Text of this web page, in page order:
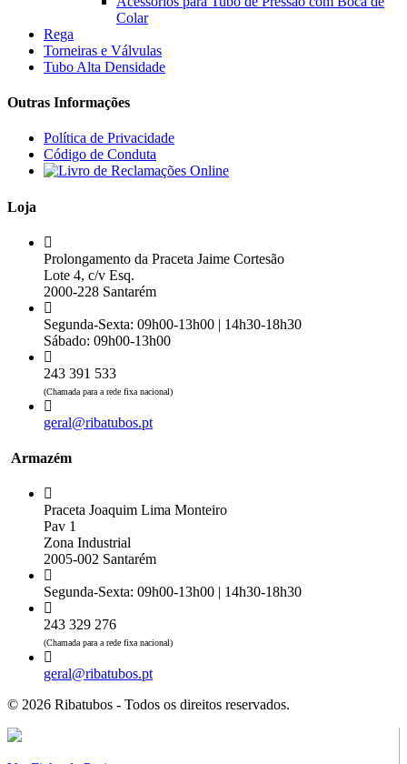
Colar
Rega
Torneiras e Válvulas
Tubo Alta Densidade
Outras Informações
Política de Privacidade
Código de Conduta
Loja
Prolongamento da Praceta Jaime Cortesão
Lote 4, c/v Esq.
2000-228 Santarém
Segunda-Sexta: 09h00-13h00 | 14h30-18h30
Sábado: 09h00-13h00
243 391 533
(Chamada para a rede fixa nacional)
geral@ribatubos.pt
Armazém
Praceta Joaquim Lima Monteiro
Pav 1
Zona Industrial
2005-002 Santarém
Segunda-Sexta: 09h00-13h00 | 14h30-18h30
243 329 276
(Chamada para a rede fixa nacional)
geral@ribatubos.pt
© 2026 Ribatubos - Todos os direitos reservados.